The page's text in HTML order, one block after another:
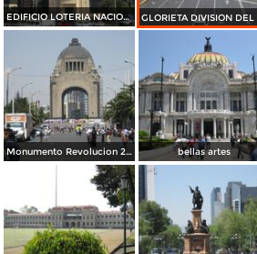
EDIFICIO LOTERIA NACIONAL
Monumento Revolucion 27 ABRIL EN UN TEMBLOR bellas artes